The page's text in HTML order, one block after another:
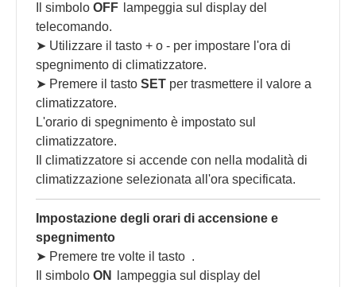
Il simbolo OFF lampeggia sul display del
telecomando.
➤ Utilizzare il tasto + o - per impostare l'ora di
spegnimento di climatizzatore.
➤ Premere il tasto SET per trasmettere il valore a
climatizzatore.
L'orario di spegnimento è impostato sul
climatizzatore.
Il climatizzatore si accende con nella modalità di
climatizzazione selezionata all'ora specificata.
Impostazione degli orari di accensione e
spegnimento
➤ Premere tre volte il tasto .
Il simbolo ON
lampeggia sul display del